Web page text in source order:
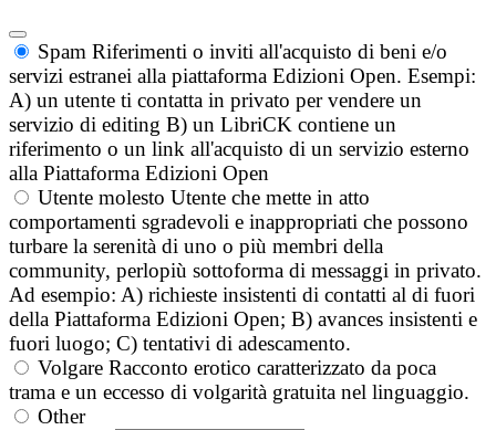
Spam Riferimenti o inviti all'acquisto di beni e/o
servizi estranei alla piattaforma Edizioni Open. Esempi:
A) un utente ti contatta in privato per vendere un
servizio di editing B) un LibriCK contiene un
riferimento o un link all'acquisto di un servizio esterno
alla Piattaforma Edizioni Open
Utente molesto Utente che mette in atto
comportamenti sgradevoli e inappropriati che possono
turbare la serenità di uno o più membri della
community, perlopiù sottoforma di messaggi in privato.
Ad esempio: A) richieste insistenti di contatti al di fuori
della Piattaforma Edizioni Open; B) avances insistenti e
fuori luogo; C) tentativi di adescamento.
Volgare Racconto erotico caratterizzato da poca
trama e un eccesso di volgarità gratuita nel linguaggio.
Other